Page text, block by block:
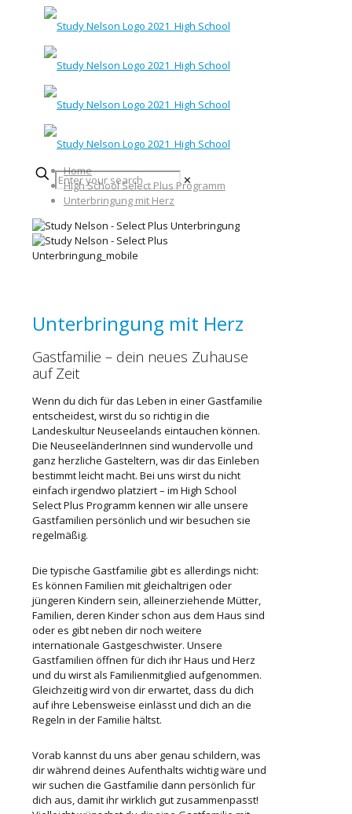
✕
Home
High School Select Plus Programm
Unterbringung mit Herz
Unterbringung mit Herz
Gastfamilie – dein neues Zuhause
auf Zeit
Wenn du dich fürdas Leben in einer Gastfamilie
entscheidest, wirst du so richtig in die
Landeskultur Neuseelands eintauchen können.
Die NeuseeländerInnen sind wundervolle und
ganz herzliche Gasteltern, was dir das Einleben
bestimmt leicht macht. Bei uns wirst du nicht
einfach irgendwo platziert – im High School
Select Plus Programm kennen wir alle unsere
Gastfamilien persönlich und wir besuchen sie
regelmäßig.
Die typische Gastfamilie gibt es allerdings nicht:
Es können Familien mit gleichaltrigen oder
jüngeren Kindern sein, alleinerziehende Mütter,
Familien, deren Kinder schon aus dem Haus sind
oder es gibt neben dir noch weitere
internationale Gastgeschwister. Unsere
Gastfamilien öffnen für dich ihr Haus und Herz
und du wirst als Familienmitglied aufgenommen.
Gleichzeitig wird von dir erwartet, dass du dich
auf ihre Lebensweise einlässt und dich an die
Regeln in der Familie hältst.
Vorab kannst du uns aber genau schildern, was
dir während deines Aufenthalts wichtig wäre und
wir suchen die Gastfamilie dann persönlich für
dich aus, damit ihr wirklich gut zusammenpasst!